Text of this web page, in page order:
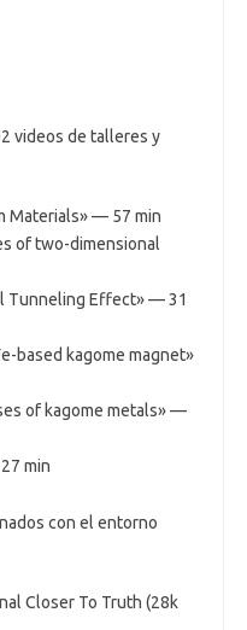
videos de talleres y
Materials» — 57 min
of two-dimensional
Tunneling Effect» — 31
based kagome magnet»
of kagome metals» —
min
con el entorno
Closer To Truth (28k